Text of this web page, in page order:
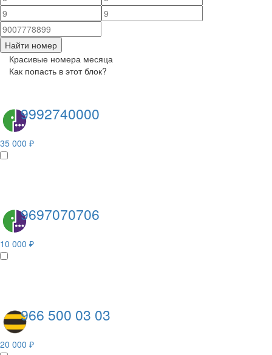
Найти номер
Красивые номера месяца
Как попасть в этот блок?
9992740000
35 000 ₽
9697070706
10 000 ₽
966 500 03 03
20 000 ₽